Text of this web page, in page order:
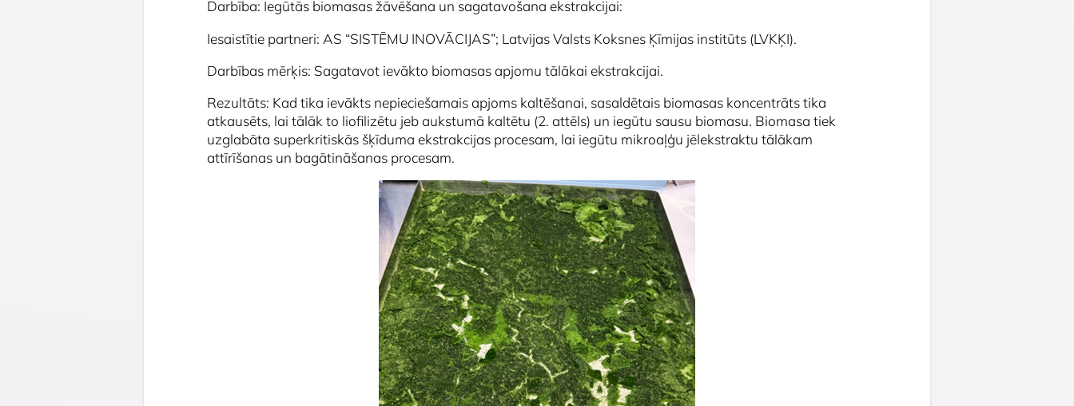
Darbība: Iegūtās biomasas žāvēšana un sagatavošana ekstrakcijai:
Iesaistītie partneri: AS “SISTĒMU INOVĀCIJAS”; Latvijas Valsts Koksnes Ķīmijas institūts (LVKĶI).
Darbības mērķis: Sagatavot ievākto biomasas apjomu tālākai ekstrakcijai.
Rezultāts: Kad tika ievākts nepieciešamais apjoms kaltēšanai, sasaldētais biomasas koncentrāts tika
atkausēts, lai tālāk to liofilizētu jeb aukstumā kaltētu (2. attēls) un iegūtu sausu biomasu. Biomasa tiek
uzglabāta superkritiskās šķīduma ekstrakcijas procesam, lai iegūtu mikroaļģu jēlekstraktu tālākam
attīrīšanas un bagātināšanas procesam.